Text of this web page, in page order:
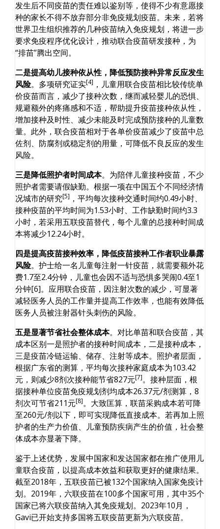
发生后不同疫苗的责任难以鉴别等，使得不少有意愿接
种的家长不得不放弃部分非免疫规划疫苗。未来，若将
世界卫生组织推荐的几种疫苗纳入免疫规划，将进一步
要求免疫程序优化设计，推动联合疫苗研发接种，为
“排苗”腾出空间。
二是提高幼儿接种依从性，降低预防接种异常反应发生
风险。多项研究证实[4] ，儿童用联合疫苗相比较传统单
价疫苗而言，减少了接种次数，继而减轻婴儿的恐惧、
规避额外的疼痛感和不适，帮助提升疫苗接种依从性，
增加接种及时性、减少未能及时完成预防接种的儿童数
量。此外，联合疫苗相对于各单价疫苗减少了疫苗中总
佐剂、防腐剂或稳定剂的用量，可降低不良反应的发生
风险。
三是降低照护者时间成本。为陪伴儿童接种疫苗，不少
照护者需要请假缺勤。根据一项在中国五个不同经济情
况城市的研究[5] ，平均每次接种交通时间约0.49小时、
接种疫苗的平均时间为1.53小时、工作缺勤时间约3.3
小时，若采用五联疫苗替代，每个儿童的总接种时间成
本将减少12.24小时。
四是提高疫苗接种效率，降低疫苗接种工作者职业暴露
风险。护士给一名儿童每注射一针疫苗，就需要额外花
费1.7至2.4分钟，儿童也会因不适与恐惧多哭闹0.4至1
分钟[6]。应用联合疫苗，因注射次数的减少，可显著
减轻医务人员的工作量并提高工作效率，也能有效降低
医务人员被注射器针头刺伤的风险。
五是显著节省社会整体成本。对比单苗和联合疫苗，其
成本区别一是照护者的接种时间成本，二是接种成本，
三是疫苗冷链运输、储存、注射等成本。照护者层面，
根据广东省的测算，平均每次接种家庭成本为103.42
元，则减少8剂次接种能节省827元[7]。接种层面，根
据接种单位疫苗免疫规划剂均成本26.37元/剂测算，8
剂次可节省211元[8]。大致匡算，联苗采购成本若可降
至260元/剂以下，即可实现降低直接成本。若再加上照
护者的生产力价值、儿童预防疾病产生的价值，社会整
体成本亦显著下降。
鉴于上述优势，发展中国家和发达国家都在推广使用儿
童联合疫苗，以提高成本效益和获取更好的健康结果。
截至2018年，五联疫苗已被132个国家纳入国家免疫计
划。2019年，六联疫苗在100多个国家可用，其中35个
国家已将六联疫苗纳入其免疫规划。2023年10月，
Gavi已开始支持多国将五联疫苗更新为六联疫苗。